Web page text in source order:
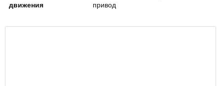
движения
привод